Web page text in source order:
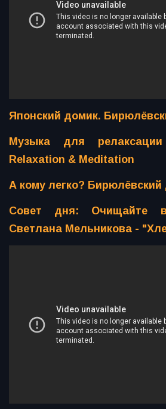
Японский домик.
Музыка для
Relaxation & Meditation
А кому легко?
Совет дня: Очищайте
Светлана Мельникова -